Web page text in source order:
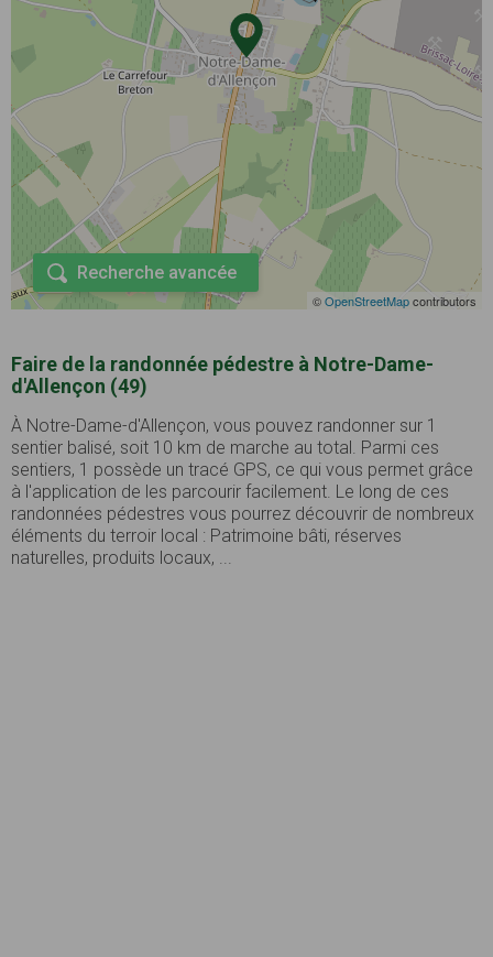
©OpenStreetMapcontributors
Recherche avancée
Faire de la randonnée pédestre à Notre-Dame-
d'Allençon (49)
À Notre-Dame-d'Allençon, vous pouvez randonner sur 1
sentier balisé, soit 10 km de marche au total. Parmi ces
sentiers, 1 possède un tracé GPS, ce qui vous permet grâce
à l'application de les parcourir facilement. Le long de ces
randonnées pédestres vous pourrez découvrir de nombreux
éléments du terroir local : Patrimoine bâti, réserves
naturelles, produits locaux, ...